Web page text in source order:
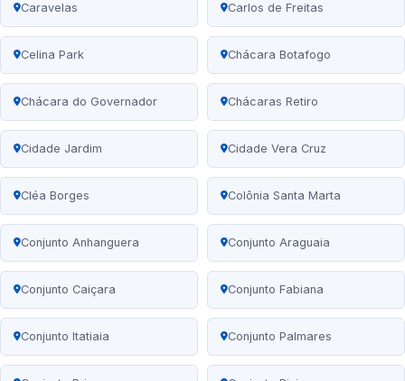
Caravelas Carlos de Freitas
Celina Park Chácara Botafogo
Chácara do Governador Chácaras Retiro
Cidade Jardim Cidade Vera Cruz
Cléa Borges Colônia Santa Marta
Conjunto Anhanguera Conjunto Araguaia
Conjunto Caiçara Conjunto Fabiana
Conjunto Itatiaia Conjunto Palmares